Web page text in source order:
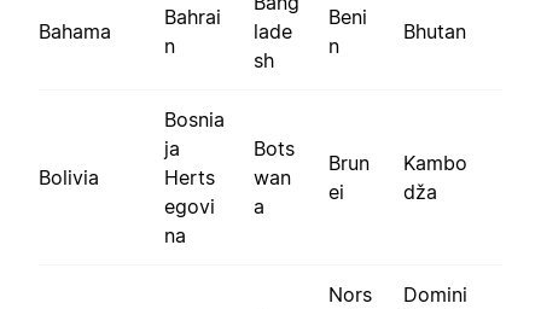
Bahama
Bahrai
n
lade
sh
Beni
n
Bhutan
Bolivia
Bosnia
ja
Herts
egovi
na
Bots
wan
a
Brun
ei
Kambo
dža
Nors
Domini